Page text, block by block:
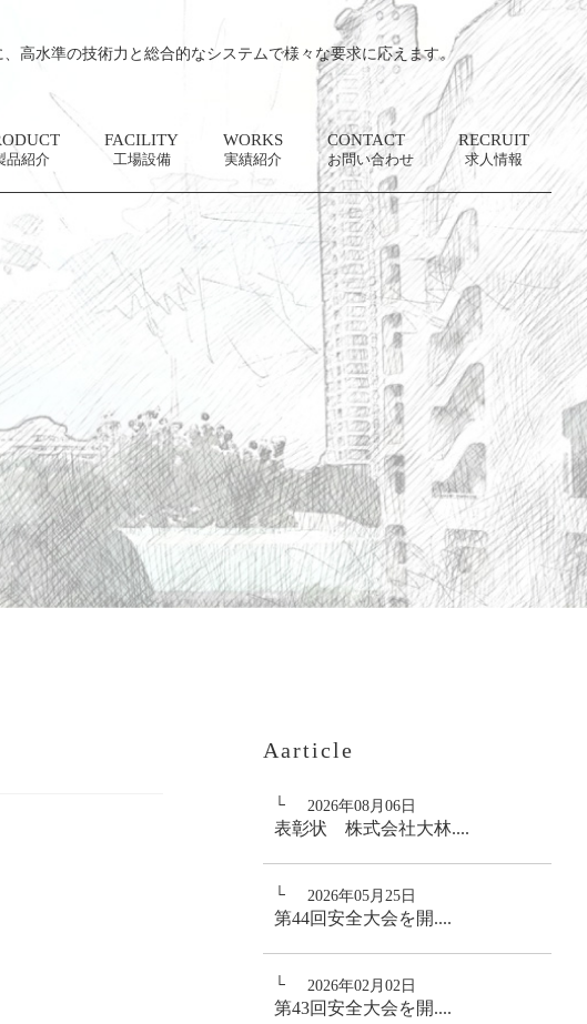
高水準の技術力と総合的なシステムで様々な要求に応えます。
品紹介
FACILITY
工場設備
WORKS
実績紹介
CONTACT
お問い合わせ
RECRUIT
求人情報
Aarticle
2026年08月06日
表彰状 株式会社大林....
2026年05月25日
第44回安全大会を開....
2026年02月02日
第43回安全大会を開....